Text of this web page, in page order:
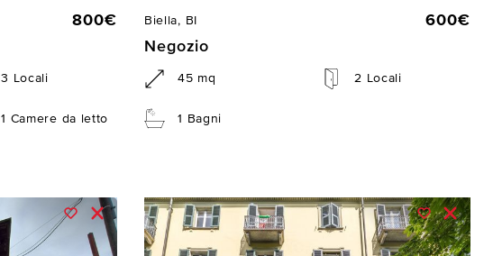
800€
3 Locali
1 Camere da letto
Biella, BI
600€
Negozio
45 mq 2 Locali
1 Bagni